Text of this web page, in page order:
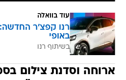
עוד בוואלה
רנו קפצ'ר החדשה:
באופי
בשיתוף רנו
ארוחה וסדנת צילום